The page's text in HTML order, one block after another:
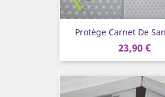
Protège Carnet De
23,90 €